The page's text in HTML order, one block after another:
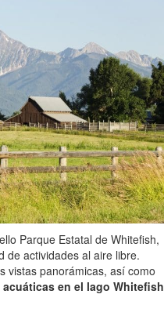
Parque Estatal de Whitefish,
de actividades al aire libre.
vistas panorámicas, así como
en el lago Whitefish